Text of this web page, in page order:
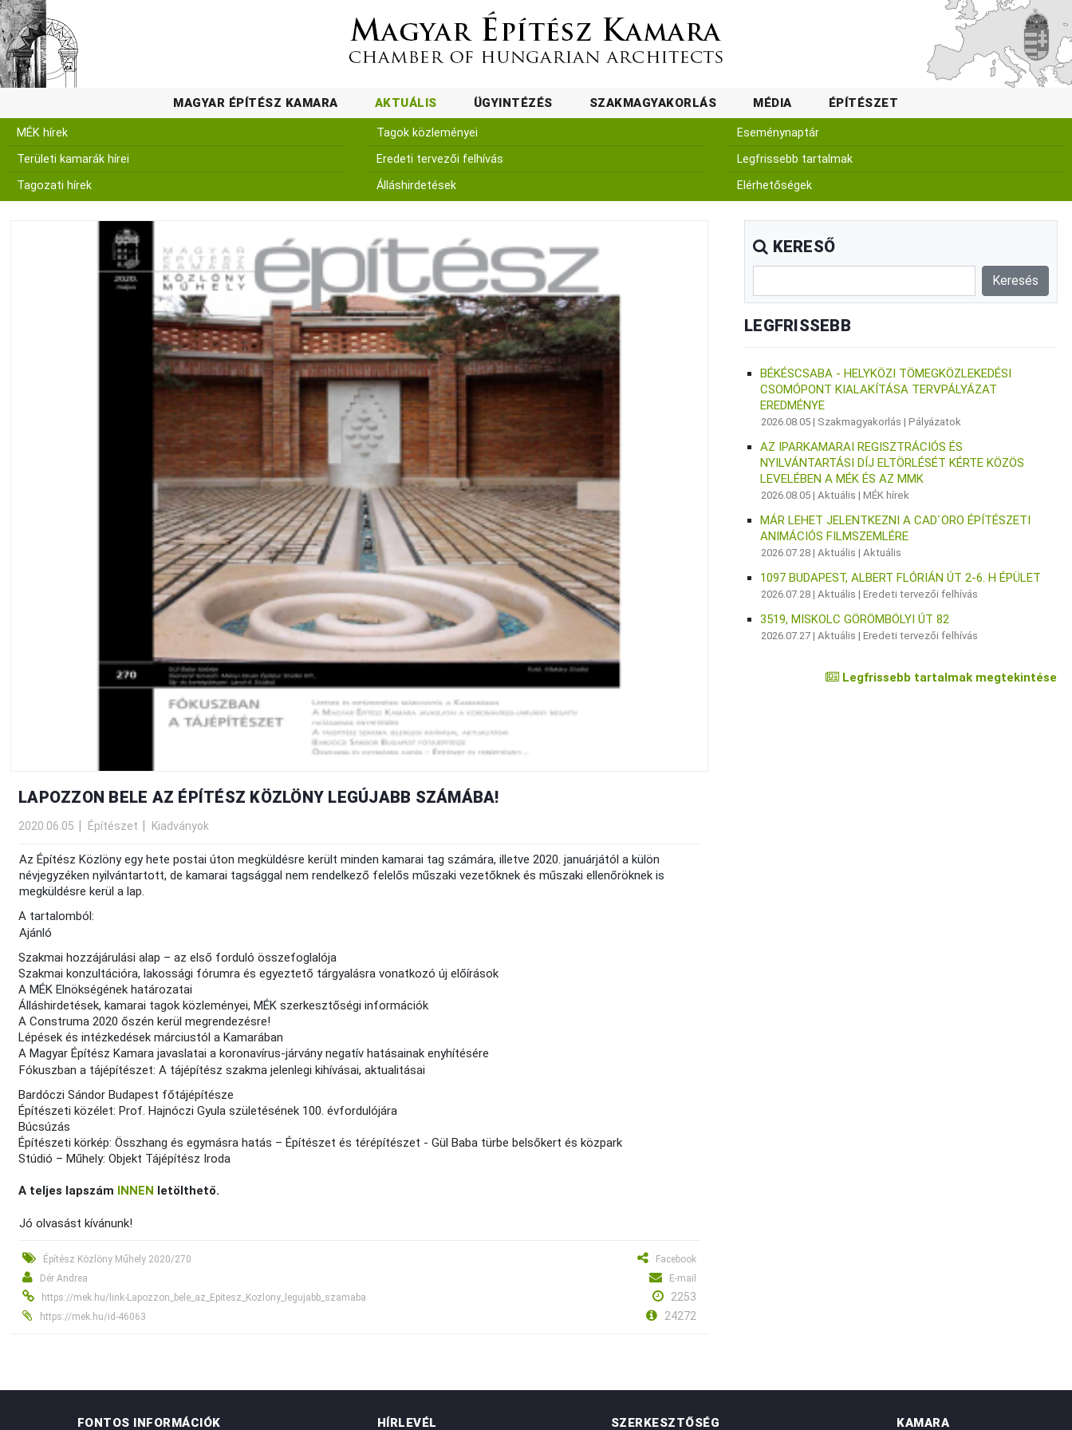
MAGYAR ÉPÍTÉSZ KAMARA AKTUÁLIS ÜGYINTÉZÉS SZAKMAGYAKORLÁS MÉDIA ÉPÍTÉSZET
MÉK hírek
Területi kamarák hírei
Tagozati hírek
Tagok közleményei
Eredeti tervezői felhívás
Álláshirdetések
Eseménynaptár
Legfrissebb tartalmak
Elérhetőségek
LAPOZZON BELE AZ ÉPÍTÉSZ KÖZLÖNY LEGÚJABB SZÁMÁBA!
2020.06.05 Építészet Kiadványok
Az Építész Közlöny egy hete postai úton megküldésre került minden kamarai tag számára, illetve 2020. januárjától a külön
névjegyzéken nyilvántartott, de kamarai tagsággal nem rendelkező felelős műszaki vezetőknek és műszaki ellenőröknek is
megküldésre kerül a lap.
A tartalomból:
Ajánló
Szakmai hozzájárulási alap – az első forduló összefoglalója
Szakmai konzultációra, lakossági fórumra és egyeztető tárgyalásra vonatkozó új előírások
A MÉK Elnökségének határozatai
Álláshirdetések, kamarai tagok közleményei, MÉK szerkesztőségi információk
A Construma 2020 őszén kerül megrendezésre!
Lépések és intézkedések márciustól a Kamarában
A Magyar Építész Kamara javaslatai a koronavírus-járvány negatív hatásainak enyhítésére
Fókuszban a tájépítészet: A tájépítész szakma jelenlegi kihívásai, aktualitásai
Bardóczi Sándor Budapest főtájépítésze
Építészeti közélet: Prof. Hajnóczi Gyula születésének 100. évfordulójára
Búcsúzás
Építészeti körkép: Összhang és egymásra hatás – Építészet és térépítészet - Gül Baba türbe belsőkert és közpark
Stúdió – Műhely: Objekt Tájépítész Iroda
A teljes lapszám INNEN letölthető.
Jó olvasást kívánunk!
Építész Közlöny Műhely 2020/270
Facebook
Dér Andrea
E-mail
https://mek.hu/link-Lapozzon_bele_az_Epitesz_Kozlony_legujabb_szamaba
2253
https://mek.hu/id-46063 24272
KERESŐ
LEGFRISSEBB
BÉKÉSCSABA - HELYKÖZI TÖMEGKÖZLEKEDÉSI
CSOMÓPONT KIALAKÍTÁSA TERVPÁLYÁZAT
EREDMÉNYE
2026.08.05 | Szakmagyakorlás |Pályázatok
AZ IPARKAMARAI REGISZTRÁCIÓS ÉS
NYILVÁNTARTÁSI DÍJ ELTÖRLÉSÉT KÉRTE KÖZÖS
LEVELÉBEN A MÉK ÉS AZ MMK
2026.08.05 |Aktuális |MÉK hírek
MÁR LEHET JELENTKEZNI A CAD`ORO ÉPÍTÉSZETI
ANIMÁCIÓS FILMSZEMLÉRE
2026.07.28 |Aktuális |Aktuális
1097 BUDAPEST, ALBERT FLÓRIÁN ÚT 2-6. H ÉPÜLET
2026.07.28 |Aktuális |Eredeti tervezői felhívás
3519, MISKOLC GÖRÖMBÖLYI ÚT 82
2026.07.27 |Aktuális |Eredeti tervezői felhívás
Legfrissebb tartalmak megtekintése
FONTOS INFORMÁCIÓK HÍRLEVÉL SZERKESZTŐSÉG KAMARA